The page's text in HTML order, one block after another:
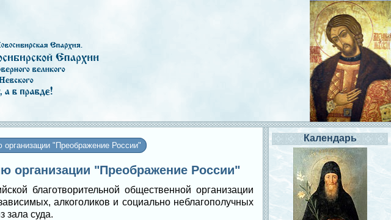
"Преображение России"
организации "Преображение России"
благотворительной общественной организации
алкоголиков и социально неблагополучных
зала суда.
Календарь